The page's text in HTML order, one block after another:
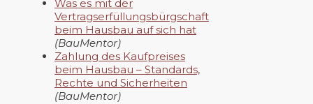
Was es mit der
Vertragserfüllungsbürgschaft
beim Hausbau auf sich hat
(BauMentor)
Zahlung des Kaufpreises
beim Hausbau – Standards,
Rechte und Sicherheiten
(BauMentor)